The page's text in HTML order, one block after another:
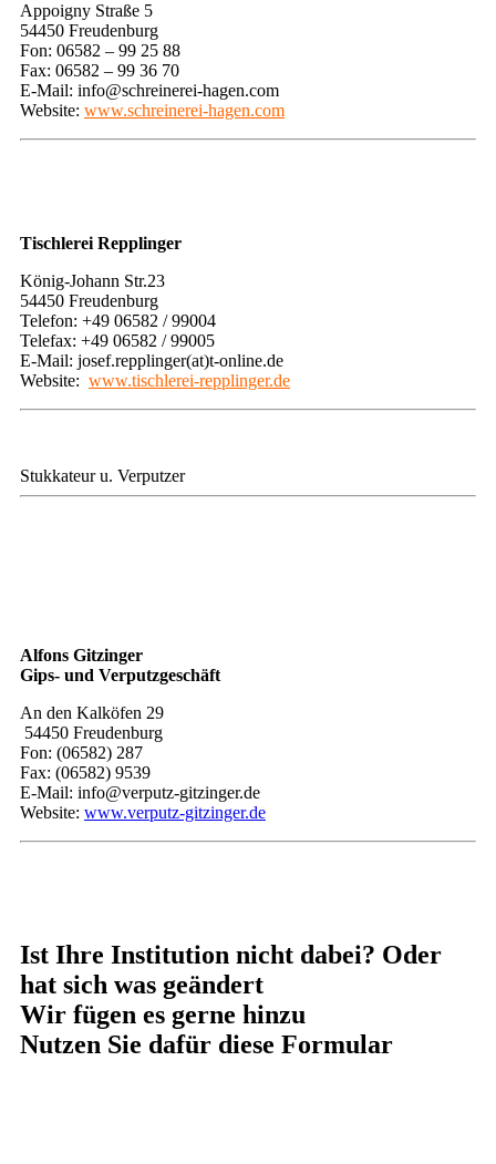
​Appoigny Straße 5
54450 Freudenburg
Fon: 06582 – 99 25 88
Fax: 06582 – 99 36 70
E-Mail: info@schreinerei-hagen.com
Website: ​ www.schreinerei-hagen.com
​Tischlerei Repplinger
​​König-Johann Str.23
54450 Freudenburg
Telefon: +49 06582 / 99004
Telefax: +49 06582 / 99005
E-Mail: josef.repplinger(at)t-online.de
Website: ​ www.tischlerei-repplinger.de
Stukkateur u. Verputzer
Alfons Gitzinger
Gips- und Verputzgeschäft
​An den Kalköfen 29
54450 Freudenburg
Fon: (06582) 287
Fax: (06582) 9539
E-Mail: info@verputz-gitzinger.de
Website: www.verputz-gitzinger.de
Ist Ihre Institution nicht dabei? Oder
hat sich was geändert
Wir fügen es gerne hinzu
Nutzen Sie dafür diese Formular